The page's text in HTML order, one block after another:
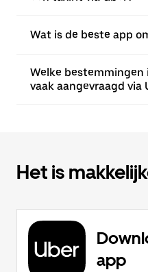
Wat is de beste app
Welke bestemmingen
vaak aangevraagd via
Het is
app